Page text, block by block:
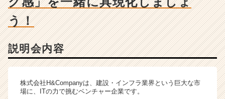
企
ト
が
う！
説明会内容
株式会社H&Companyは、建設・インフラ業界という巨大な市
場に、ITの力で挑むベンチャー企業です。